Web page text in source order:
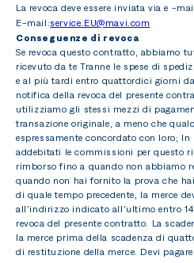
La revoca deve essere inviata via e -
E-mail:service.EU@mavi.com
Conseguenze di revoca
Se revoca questo contratto, abbiamo
ricevuto da te Tranne le spese di
e al più tardi entro quattordici giorni
notifica della revoca del presente
utilizziamo gli stessi mezzi di
transazione originale, a meno che
espressamente concordato con loro;
addebitati le commissioni per questo
rimborso fino a quando non abbiamo
quando non hai fornito la prova che
di quale tempo precedente, la merce
all'indirizzo indicato all'ultimo entro
revoca del presente contratto. La
la merce prima della scadenza di
di restituzione della merce. Devi